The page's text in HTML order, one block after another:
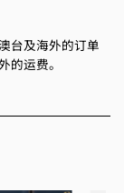
台及海外的订单
的运费。